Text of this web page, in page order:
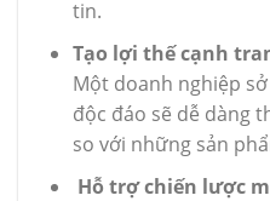
tin.
Tạo lợi thế cạnh
Một doanh nghiệp
độc đáo sẽ dễ dàng
so với những sản
Hỗ trợ chiến lược